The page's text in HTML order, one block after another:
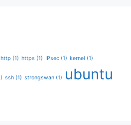
http (1) https (1) IPsec (1) kernel (1)
ssh (1) strongswan (1)
ubuntu